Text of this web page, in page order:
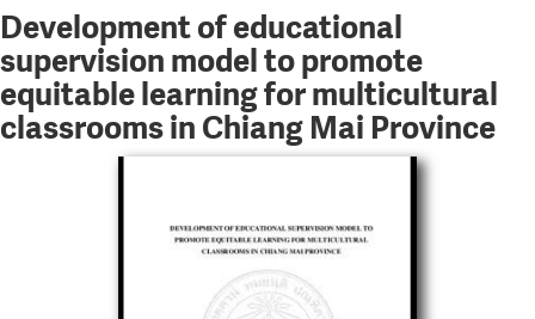
Development of educational
supervision model to promote
equitable learning for multicultural
classrooms in Chiang Mai Province